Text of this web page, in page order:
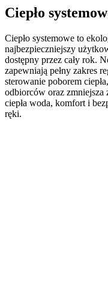
Ciepło
Ciepło systemowe to
najbezpieczniejszy
dostępny przez cały rok.
zapewniają pełny zakres
sterowanie poborem
odbiorców oraz
ciepła woda, komfort i
ręki.